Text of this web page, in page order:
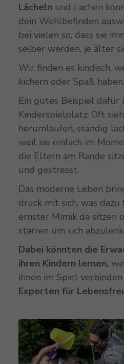
Lächeln und Lachen
dein Wohlbefinden
bei vielen so, dass sie
selber werden, je älter
Wir finden es kindisch,
kichern oder Spaß haben.
Ein gutes Beispiel dafür
Kinderspielplatz: Oft
herumlaufen, ständig
weil sie einfach im
die Eltern am Rande
und gestresst.
Das moderne Leben
druck mit sich, was
ernster Mimik da sitzen
starren um sich
Dabei könnten die
ihren Kindern lernen,
ihnen im Spiel
Experten für